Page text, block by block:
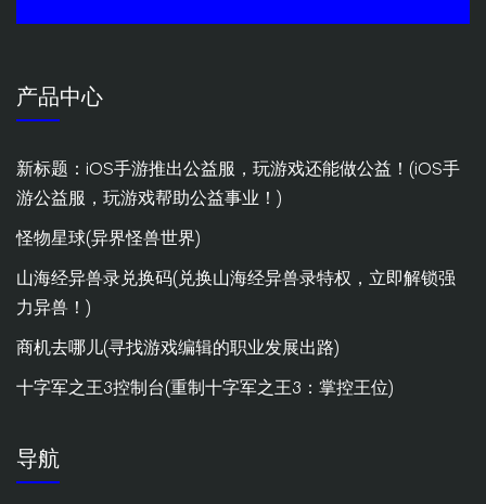
产品中心
新标题：iOS手游推出公益服，玩游戏还能做公益！(iOS手
游公益服，玩游戏帮助公益事业！)
怪物星球(异界怪兽世界)
山海经异兽录兑换码(兑换山海经异兽录特权，立即解锁强
力异兽！)
商机去哪儿(寻找游戏编辑的职业发展出路)
十字军之王3控制台(重制十字军之王3：掌控王位)
导航